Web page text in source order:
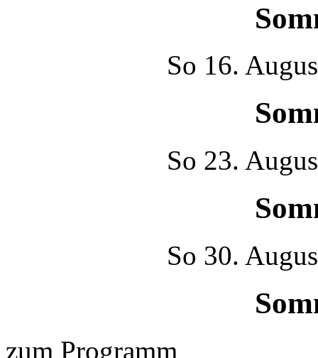
So 16.
So 23.
So 30.
zum Programm